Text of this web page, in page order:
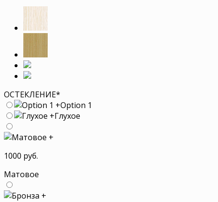
ОСТЕКЛЕНИЕ*
+Option 1
+Глухое
+
1000 руб.
Матовое
+